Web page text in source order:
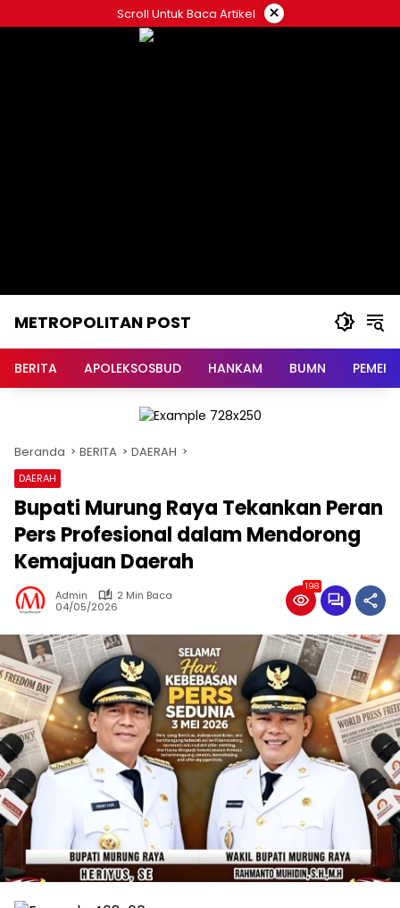
ke
Scroll Untuk Baca Artikel ×
METROPOLITAN POST
BERITA APOLEKSOSBUD HANKAM BUMN
Beranda BERITA DAERAH
DAERAH
Bupati Murung Raya Tekankan Peran
Pers Profesional dalam Mendorong
Kemajuan Daerah
Admin
2 Min Baca
04/05/2026
198